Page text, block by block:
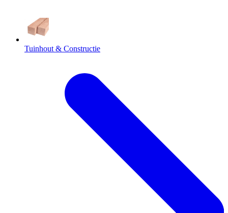
Tuinhout & Constructie